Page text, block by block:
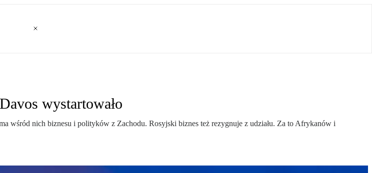
wystartowało
wśród nich biznesu i polityków z Zachodu. Rosyjski biznes też rezygnuje z udziału. Za to Afrykanów i